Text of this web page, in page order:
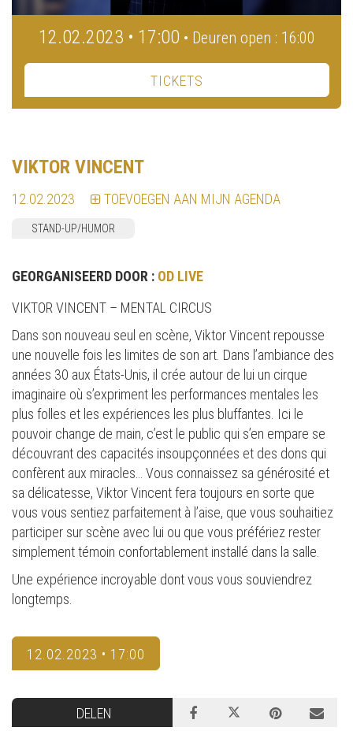
12.02.2023 • 17:00 • Deuren open : 16:00
TICKETS
VIKTOR VINCENT
12.02.2023 TOEVOEGEN AAN MIJN AGENDA
STAND-UP/HUMOR
GEORGANISEERD DOOR : OD LIVE
VIKTOR VINCENT – MENTAL CIRCUS
Dans son nouveau seul en scène, Viktor Vincent repousse
une nouvelle fois les limites de son art. Dans l’ambiance des
années 30 aux États-Unis, il crée autour de lui un cirque
imaginaire où s’expriment les performances mentales les
plus folles et les expériences les plus bluffantes. Ici le
pouvoir change de main, c’est le public qui s’en empare se
découvrant des capacités insoupçonnées et des dons qui
confèrent aux miracles… Vous connaissez sa générosité et
sa délicatesse, Viktor Vincent fera toujours en sorte que
vous vous sentiez parfaitement à l’aise, que vous souhaitiez
participer sur scène avec lui ou que vous préfériez rester
simplement témoin confortablement installé dans la salle.
Une expérience incroyable dont vous vous souviendrez
longtemps.
12.02.2023 • 17:00
DELEN